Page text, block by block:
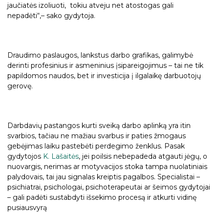
jaučiatės izoliuoti, tokiu atveju net atostogas gali
nepadėti“,– sako gydytoja.
Draudimo paslaugos, lankstus darbo grafikas, galimybė
derinti profesinius ir asmeninius įsipareigojimus – tai ne tik
papildomos naudos, bet ir investicija į ilgalaikę darbuotojų
gerovę.
Darbdavių pastangos kurti sveiką darbo aplinką yra itin
svarbios, tačiau ne mažiau svarbus ir paties žmogaus
gebėjimas laiku pastebėti perdegimo ženklus. Pasak
gydytojos K. Lašaitės, jei poilsis nebepadeda atgauti jėgų, o
nuovargis, nerimas ar motyvacijos stoka tampa nuolatiniais
palydovais, tai jau signalas kreiptis pagalbos. Specialistai –
psichiatrai, psichologai, psichoterapeutai ar šeimos gydytojai
– gali padėti sustabdyti išsekimo procesą ir atkurti vidinę
pusiausvyrą